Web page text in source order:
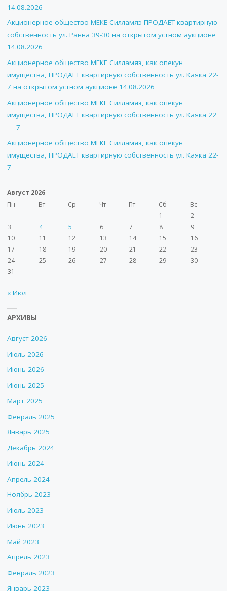
14.08.2026
Акционерное общество МЕКЕ Силламяэ ПРОДАЕТ квартирную
собственность ул. Ранна 39-30 на открытом устном аукционе
14.08.2026
Акционерное общество МЕКЕ Силламяэ, как опекун
имущества, ПРОДАЕТ квартирную собственность ул. Каяка 22-
7 на открытом устном аукционе 14.08.2026
Акционерное общество МЕКЕ Силламяэ, как опекун
имущества, ПРОДАЕТ квартирную собственность ул. Каяка 22
— 7
Акционерное общество МЕКЕ Силламяэ, как опекун
имущества, ПРОДАЕТ квартирную собственность ул. Каяка 22-
7
Август 2026
Пн
Вт Ср Чт Пт Сб
Вс
1
2
3
4 5 6 7 8
9
10
11 12 13 14 15
16
17
18 19 20 21 22
23
24
25 26 27 28 29
30
31
« Июл
АРХИВЫ
Август 2026
Июль 2026
Июнь 2026
Июнь 2025
Март 2025
Февраль 2025
Январь 2025
Декабрь 2024
Июнь 2024
Апрель 2024
Ноябрь 2023
Июль 2023
Июнь 2023
Май 2023
Апрель 2023
Февраль 2023
Январь 2023